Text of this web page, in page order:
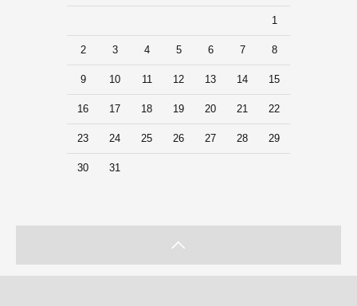
1
2 3 4 5 6 7 8
9 10 11 12 13 14 15
16 17 18 19 20 21 22
23 24 25 26 27 28 29
30 31